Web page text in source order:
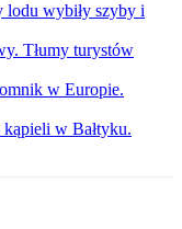
lodu wybiły szyby i
Tłumy turystów
w Europie.
w Bałtyku.